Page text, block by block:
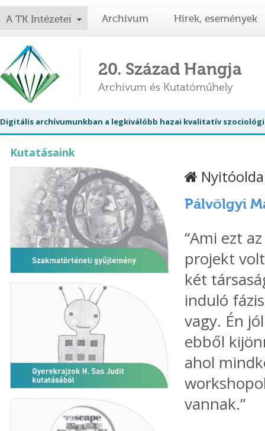
A TK Intézetei Archívum Hírek, események
20. Század Hangja
Archívum és Kutatóműhely
Digitális archívumunkban a legkiválóbb hazai kvalitatív
Kutatásaink
Pálvölgyi
“Ami ezt
projekt
két
induló
vagy. Én
ebből
ahol
vannak.”